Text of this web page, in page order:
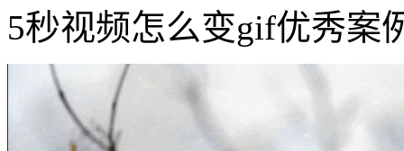
5秒视频怎么变gif优秀案